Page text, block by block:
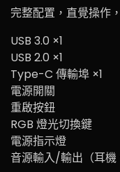
完整配置，直覺操作
USB 3.0 ×1
USB 2.0 ×1
Type-C 傳輸埠 ×1
電源開關
重啟按鈕
RGB 燈光切換鍵
電源指示燈
音源輸入/輸出（耳機